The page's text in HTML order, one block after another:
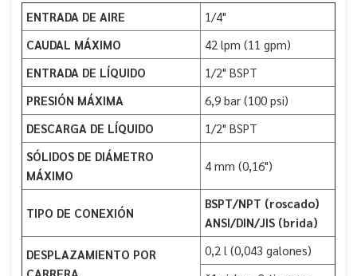
ENTRADA DE AIRE
1/4"
CAUDAL MÁXIMO
42 lpm (11 gpm)
ENTRADA DE LÍQUIDO
1/2" BSPT
PRESIÓN MÁXIMA
6,9 bar (100 psi)
DESCARGA DE LÍQUIDO
1/2" BSPT
SÓLIDOS DE DIÁMETRO
MÁXIMO
4 mm (0,16")
TIPO DE CONEXIÓN
BSPT/NPT (roscado)
ANSI/DIN/JIS (brida)
DESPLAZAMIENTO POR
0,2 l (0,043 galones)